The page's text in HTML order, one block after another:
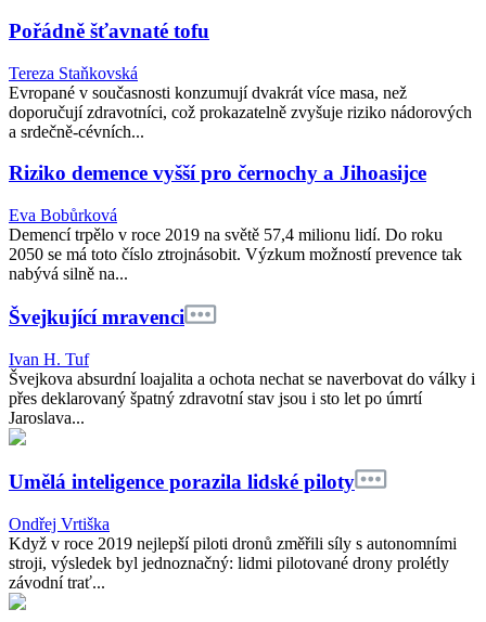
Pořádně šťavnaté tofu
Tereza Staňkovská
Evropané v současnosti konzumují dvakrát více masa, než
doporučují zdravotníci, což prokazatelně zvyšuje riziko nádorových
a srdečně-cévních...
Riziko demence vyšší pro černochy a Jihoasijce
Eva Bobůrková
Demencí trpělo v roce 2019 na světě 57,4 milionu lidí. Do roku
2050 se má toto číslo ztrojnásobit. Výzkum možností prevence tak
nabývá silně na...
Švejkující mravenci
Ivan H. Tuf
Švejkova absurdní loajalita a ochota nechat se naverbovat do války i
přes deklarovaný špatný zdravotní stav jsou i sto let po úmrtí
Jaroslava...
Umělá inteligence porazila lidské piloty
Ondřej Vrtiška
Když v roce 2019 nejlepší piloti dronů změřili síly s autonomními
stroji, výsledek byl jednoznačný: lidmi pilotované drony prolétly
závodní trať...